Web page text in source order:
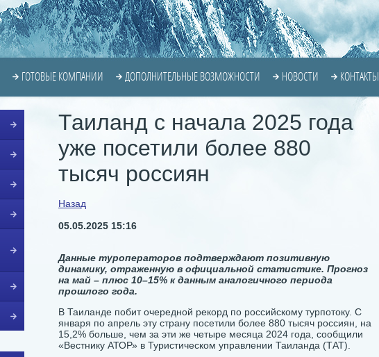
ГОТОВЫЕ КОМПАНИИ ДОПОЛНИТЕЛЬНЫЕ ВОЗМОЖНОСТИ НОВОСТИ КОНТАКТЫ
Таиланд с начала 2025 года
уже посетили более 880
тысяч россиян
Назад
05.05.2025 15:16
Данные туроператоров подтверждают позитивную
динамику, отраженную в официальной статистике. Прогноз
на май – плюс 10–15% к данным аналогичного периода
прошлого года.
В Таиланде побит очередной рекорд по российскому турпотоку. С
января по апрель эту страну посетили более 880 тысяч россиян, на
15,2% больше, чем за эти же четыре месяца 2024 года, сообщили
«Вестнику АТОР» в Туристическом управлении Таиланда (ТАТ).